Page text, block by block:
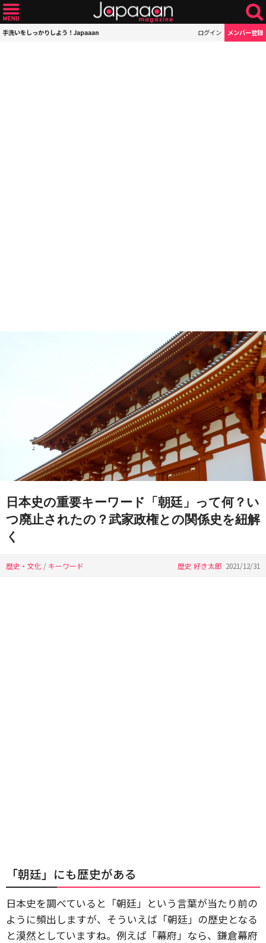
手洗いをしっかりしよう！Japaaan ログイン メンバー登録
日本史の重要キーワード「朝廷」って何？い
つ廃止されたの？武家政権との関係史を紐解
く
歴史・文化 / キーワード 歴史 好き太郎 2021/12/31
「朝廷」にも歴史がある
日本史を調べていると「朝廷」という言葉が当たり前の
ように頻出しますが、そういえば「朝廷」の歴史となる
と漠然としていますね。例えば「幕府」なら、鎌倉幕府